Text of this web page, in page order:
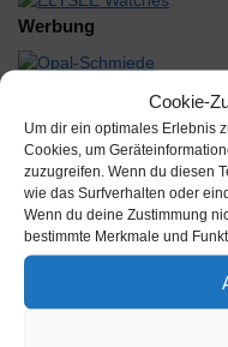
Cookie-
Um dir ein optimales Erlebnis
Cookies, um
zuzugreifen. Wenn du diesen
wie das Surfverhalten oder
Wenn du deine Zustimmung
bestimmte Merkmale und
Werbung
Beschreibung
Citizen 067-148
Inhalt: